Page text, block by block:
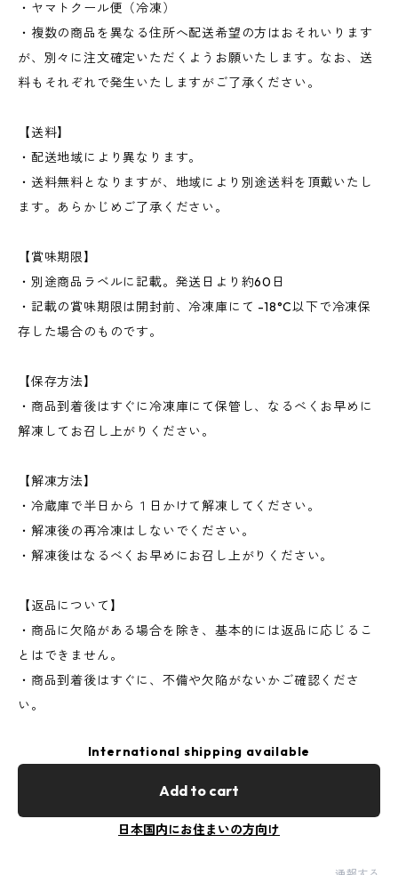
・ヤマトクール便（冷凍）
・複数の商品を異なる住所へ配送希望の方はおそれいります
が、別々に注文確定いただくようお願いたします。なお、送
料もそれぞれで発生いたしますがご了承ください。
【送料】
・配送地域により異なります。
・送料無料となりますが、地域により別途送料を頂戴いたし
ます。あらかじめご了承ください。
【賞味期限】
・別途商品ラベルに記載。発送日より約60日
・記載の賞味期限は開封前、冷凍庫にて -18°C以下で冷凍保
存した場合のものです。
【保存方法】
・商品到着後はすぐに冷凍庫にて保管し、なるべくお早めに
解凍してお召し上がりください。
【解凍方法】
・冷蔵庫で半日から１日かけて解凍してください。
・解凍後の再冷凍はしないでください。
・解凍後はなるべくお早めにお召し上がりください。
【返品について】
・商品に欠陥がある場合を除き、基本的には返品に応じるこ
とはできません。
・商品到着後はすぐに、不備や欠陥がないかご確認くださ
い。
International shipping available
Add to cart
日本国内にお住まいの方向け